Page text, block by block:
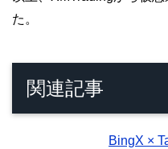
た。
関連記事
BingX ×